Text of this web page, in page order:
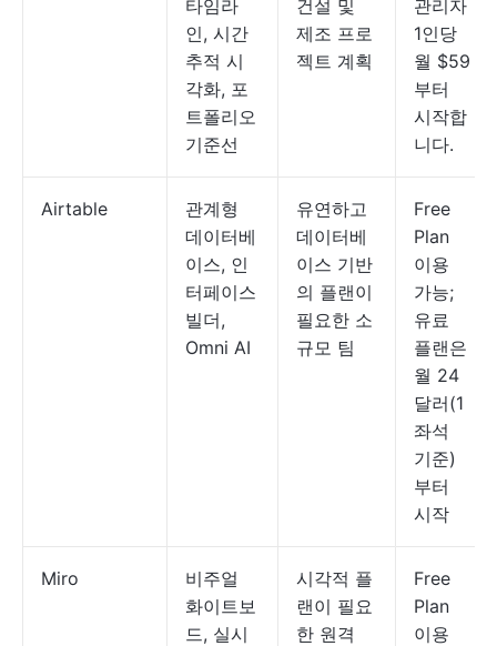
타임라
인, 시간
추적 시
각화, 포
트폴리오
기준선
건설 및
제조 프로
젝트 계획
관리자
1인당
월 $59
부터
시작합
니다.
Airtable
관계형
데이터베
이스, 인
터페이스
빌더,
Omni AI
유연하고
데이터베
이스 기반
의 플랜이
필요한 소
규모 팀
Free
Plan
이용
가능;
유료
플랜은
월 24
달러(1
좌석
기준)
부터
시작
Miro
비주얼
화이트보
드, 실시
시각적 플
랜이 필요
한 원격
Free
Plan
이용